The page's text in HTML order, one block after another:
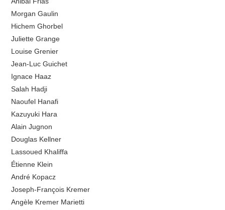
Morgan Gaulin
Hichem Ghorbel
Juliette Grange
Louise Grenier
Jean-Luc Guichet
Ignace Haaz
Salah Hadji
Naoufel Hanafi
Kazuyuki Hara
Alain Jugnon
Douglas Kellner
Lassoued Khaliffa
Étienne Klein
André Kopacz
Joseph-François Kremer
Angèle Kremer Marietti